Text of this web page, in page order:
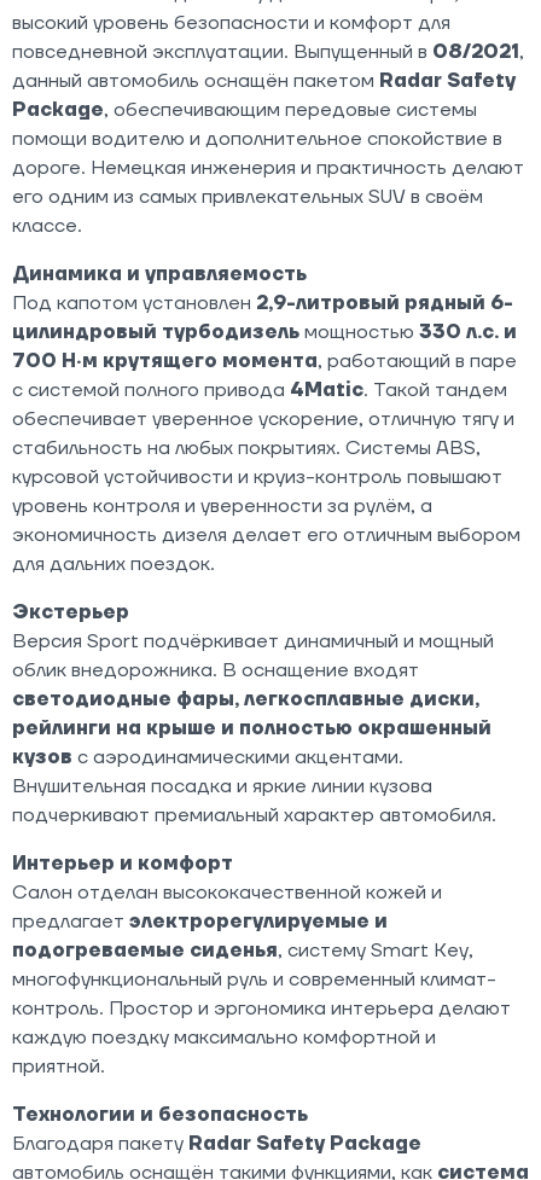
высокий уровень безопасности и комфорт для
повседневной эксплуатации. Выпущенный в 08/2021,
данный автомобиль оснащён пакетом Radar Safety
Package, обеспечивающим передовые системы
помощи водителю и дополнительное спокойствие в
дороге. Немецкая инженерия и практичность делают
его одним из самых привлекательных SUV в своём
классе.
Динамика и управляемость
Под капотом установлен 2,9-литровый рядный 6-
цилиндровый турбодизель мощностью 330 л.с. и
700 Н·м крутящего момента, работающий в паре
с системой полного привода 4Matic. Такой тандем
обеспечивает уверенное ускорение, отличную тягу и
стабильность на любых покрытиях. Системы ABS,
курсовой устойчивости и круиз-контроль повышают
уровень контроля и уверенности за рулём, а
экономичность дизеля делает его отличным выбором
для дальних поездок.
Экстерьер
Версия Sport подчёркивает динамичный и мощный
облик внедорожника. В оснащение входят
светодиодные фары, легкосплавные диски,
рейлинги на крыше и полностью окрашенный
кузов с аэродинамическими акцентами.
Внушительная посадка и яркие линии кузова
подчеркивают премиальный характер автомобиля.
Интерьер и комфорт
Салон отделан высококачественной кожей и
предлагает электрорегулируемые и
подогреваемые сиденья, систему Smart Key,
многофункциональный руль и современный климат-
контроль. Простор и эргономика интерьера делают
каждую поездку максимально комфортной и
приятной.
Технологии и безопасность
Благодаря пакету Radar Safety Package
автомобиль оснащён такими функциями, как система